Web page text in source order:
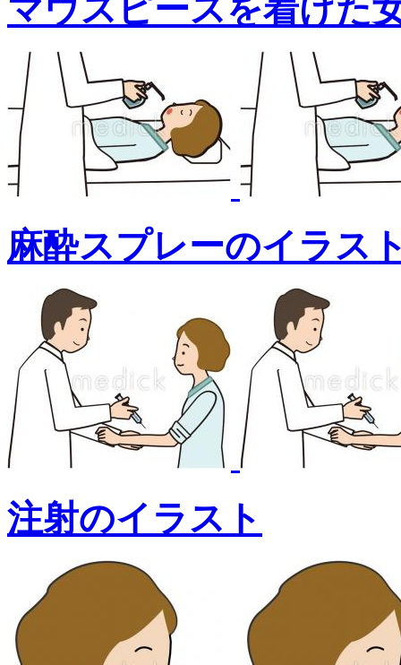
マウスピースを着けた
麻酔スプレーのイラス
注射のイラスト